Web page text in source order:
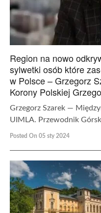
Region na nowo
sylwetki osób które
w Polsce – Grzegorz
Korony Polskiej
Grzegorz Szarek —
UIMLA. Przewodnik
Posted On 05 sty 2024